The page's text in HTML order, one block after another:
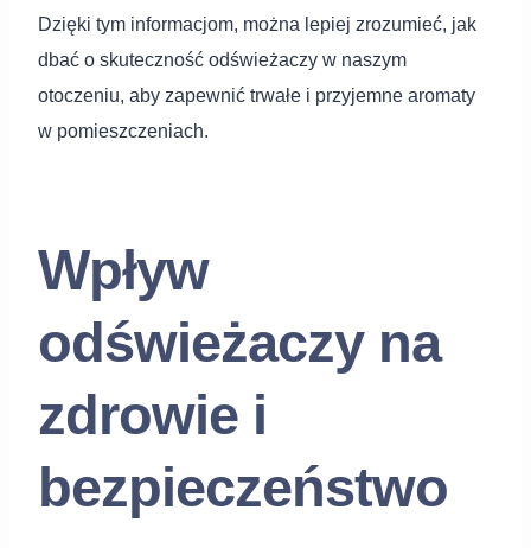
Dzięki tym informacjom, można lepiej zrozumieć, jak
dbać o skuteczność odświeżaczy w naszym
otoczeniu, aby zapewnić trwałe i przyjemne aromaty
w pomieszczeniach.
Wpływ
odświeżaczy na
zdrowie i
bezpieczeństwo